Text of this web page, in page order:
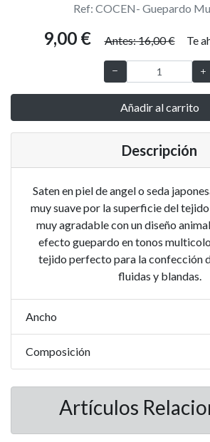
Ref: COCEN- Guepardo
9,00 € Antes: 16,00 € Te
Añadir al carrito
Descripción
Saten en piel de angel o seda
muy suave por la superficie del
muy agradable con un diseño
efecto guepardo en tonos
tejido perfecto para la confección
fluidas y blandas.
Ancho
Composición
Artículos